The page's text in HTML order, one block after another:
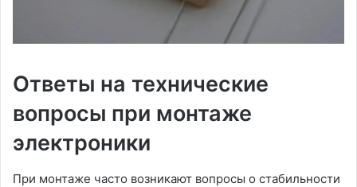
Ответы на технические
вопросы при монтаже
электроники
При монтаже часто возникают вопросы о стабильности